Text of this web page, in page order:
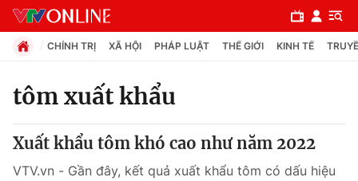
Chuyên mục
CHÍNH TRỊ XÃ HỘI PHÁP LUẬT THẾ GIỚI KINH TẾ
tôm xuất khẩu
Xuất khẩu tôm khó cao như năm 2022
VTV.vn - Gần đây, kết quả xuất khẩu tôm có dấu hiệu